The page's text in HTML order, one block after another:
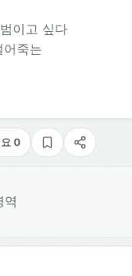
이고 싶다
죽는
0
스크랩공유
역